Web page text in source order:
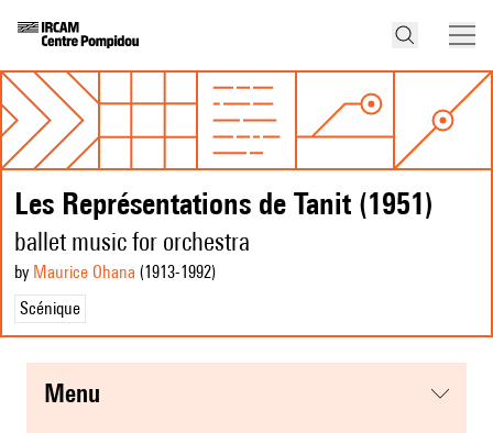
Les Représentations de Tanit (1951)
ballet music for orchestra
by Maurice Ohana (1913-1992)
Scénique
menu